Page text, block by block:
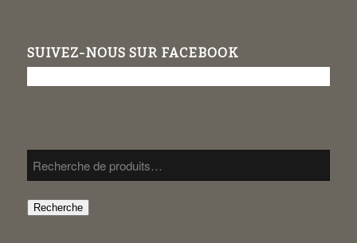
SUIVEZ-NOUS SUR FACEBOOK
Recherche